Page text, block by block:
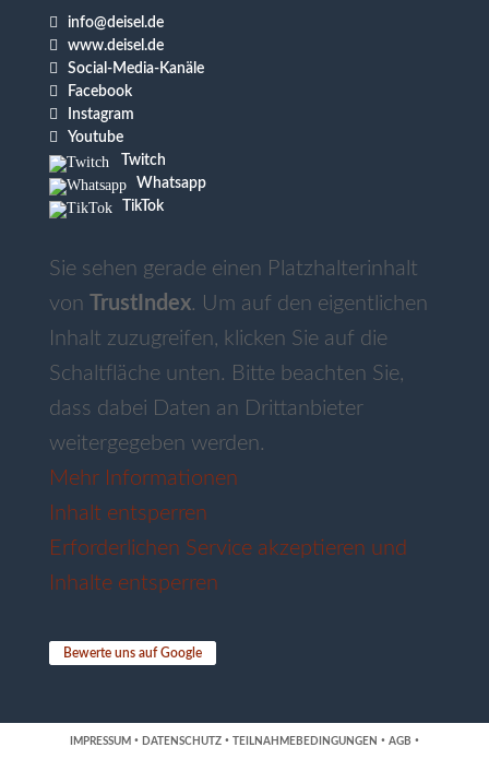
 info@deisel.de
 www.deisel.de
 Social-Media-Kanäle
 Facebook
 Instagram

Youtube
Twitch
Whatsapp
TikTok
Sie sehen gerade einen Platzhalterinhalt
von
TrustIndex. Um auf den eigentlichen
Inhalt zuzugreifen, klicken Sie auf die
Schaltfläche unten. Bitte beachten Sie,
dass dabei Daten an Drittanbieter
weitergegeben werden.
Mehr Informationen
Inhalt entsperren
Erforderlichen Service akzeptieren und
Inhalte entsperren
Bewerte uns auf Google
IMPRESSUM· DATENSCHUTZ· TEILNAHMEBEDINGUNGEN · AGB ·